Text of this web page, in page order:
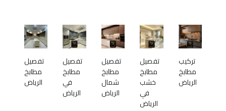
تركيب
مطابخ
الرياض
تفصيل
مطابخ
خشب
في
الرياض
تفصيل
مطابخ
شمال
الرياض
تفصيل
مطابخ
في
الرياض
تفصيل
مطابخ
الرياض